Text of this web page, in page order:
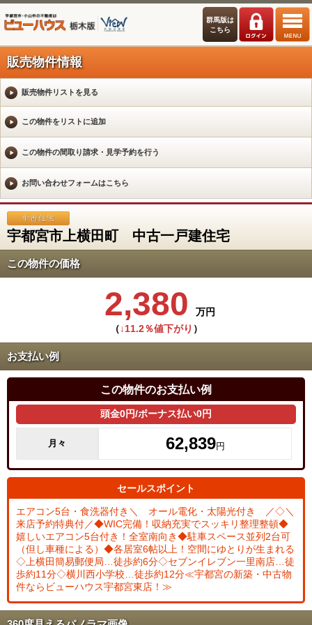
群馬版は
こちら
販売物件情報
販売物件リストを見る
宇都宮市上横田町 中古一戸建住宅
この物件の価格
2,380
万円
（↓11.2％値下がり ）
お支払い例
この物件のお支払い例
頭金0円/ボーナス払い0円
月々 62,839円
セールスポイント
エアコン5台・食洗器付き＼ オール電化・太陽光付き ／◇＼
来店予約特典付／◆WIC完備！収納充実でスッキリ整理整頓◆
嬉しいエアコン5台付き！全室南向き◆駐車スペース並列2台可
（但し車種による）◆各居室6帖以上！空間にゆとりが生まれる
◇上横田簡易郵便局…徒歩約6分◇セブンイレブン一里南店…徒
歩約11分◇横川西小学校…徒歩約12分≪宇都宮の新築・中古物
件ならビューハウス宇都宮東店！≫